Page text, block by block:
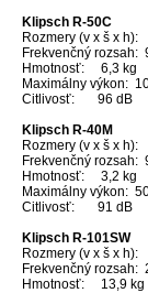
Klipsch R-50C
Rozmery (v x š x
Frekvenčný rozsah:
Hmotnosť: 6,3 kg
Maximálny výkon:
Citlivosť: 96 dB
Klipsch R-40M
Rozmery (v x š x
Frekvenčný rozsah:
Hmotnosť: 3,2 kg
Maximálny výkon:
Citlivosť: 91 dB
Klipsch R-101SW
Rozmery (v x š x
Frekvenčný rozsah:
Hmotnosť: 13,9 kg